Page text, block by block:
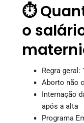
⏱️
o
Regra geral:
Aborto não
Internação
após a alta
Programa